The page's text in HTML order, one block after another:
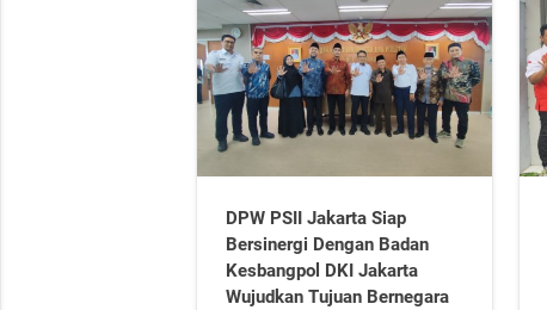
DPW PSII Jakarta Siap
Bersinergi Dengan Badan
Kesbangpol DKI Jakarta
Wujudkan Tujuan Bernegara